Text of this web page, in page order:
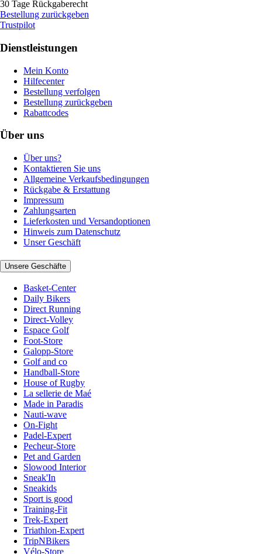
30 Tage Rückgaberecht
Bestellung zurückgeben
Trustpilot
Dienstleistungen
Mein Konto
Hilfecenter
Bestellung verfolgen
Bestellung zurückgeben
Rabattcodes
Über uns
Über uns?
Kontaktieren Sie uns
Allgemeine Verkaufsbedingungen
Rückgabe & Erstattung
Impressum
Zahlungsarten
Lieferkosten und Versandoptionen
Hinweis zum Datenschutz
Unser Geschäft
Unsere Geschäfte
Basket-Center
Daily Bikers
Direct Running
Direct-Volley
Espace Golf
Foot-Store
Galopp-Store
Golf and co
Handball-Store
House of Rugby
La sellerie de Maé
Made in Paradis
Nauti-wave
On-Fight
Padel-Expert
Pecheur-Store
Pet and Garden
Slowood Interior
Sneak'In
Sneakids
Sport is good
Training-Fit
Trek-Expert
Triathlon-Expert
TripNBikers
Vélo-Store